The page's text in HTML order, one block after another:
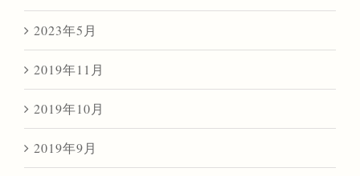
2023年5月
2019年11月
2019年10月
2019年9月